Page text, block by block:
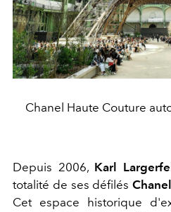
Chanel Haute Couture
Depuis 2006, Karl
totalité de ses défilésChanel
Cet espace historique